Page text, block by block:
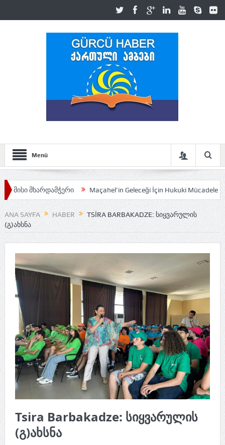
Menü
Maçahel’in Geleceği İçin Hukuki Mücadele Sürüyor
ANA SAYFA HABER
TSIRA BARBAKADZE: ᲡᲘᲧᲕᲐᲠᲣᲚᲘᲡ
(Გ)ᲐᲮᲡᲜᲐ
Tsira Barbakadze: სიყვარულის
(გ)ახსნა